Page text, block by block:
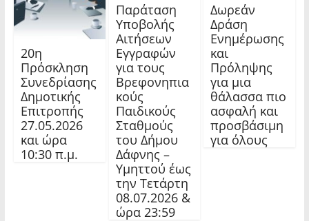
20η
Πρόσκληση
Συνεδρίασης
Δημοτικής
Επιτροπής
27.05.2026
και ώρα
10:30 π.μ.
Παράταση
Υποβολής
Αιτήσεων
Εγγραφών
για τους
Βρεφονηπια
κούς
Παιδικούς
Σταθμούς
του Δήμου
Δάφνης –
Υμηττού έως
την Τετάρτη
08.07.2026 &
ώρα 23:59
Δωρεάν
Δράση
Ενημέρωσης
και
Πρόληψης
για μια
θάλασσα πιο
ασφαλή και
προσβάσιμη
για όλους